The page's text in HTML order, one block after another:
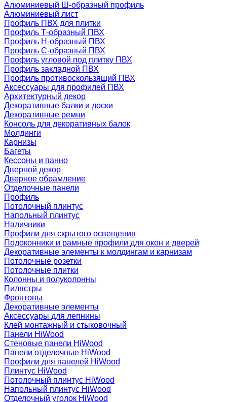
Алюминиевый Ш-образный профиль
Алюминиевый лист
Профиль ПВХ для плитки
Профиль Т-образный ПВХ
Профиль H-образный ПВХ
Профиль C-образный ПВХ
Профиль угловой под плитку ПВХ
Профиль закладной ПВХ
Профиль противоскользящий ПВХ
Аксессуары для профилей ПВХ
Архитектурный декор
Декоративные балки и доски
Декоративные ремни
Консоль для декоративных балок
Молдинги
Карнизы
Багеты
Кессоны и панно
Дверной декор
Дверное обрамление
Отделочные панели
Профиль
Потолочный плинтус
Напольный плинтус
Наличники
Профили для скрытого освещения
Подоконники и рамные профили для окон и дверей
Декоративные элементы к молдингам и карнизам
Потолочные розетки
Потолочные плитки
Колонны и полуколонны
Пилястры
Фронтоны
Декоративные элементы
Аксессуары для лепнины
Клей монтажный и стыковочный
Панели HiWood
Стеновые панели HiWood
Панели отделочные HiWood
Профили для панелей HiWood
Плинтус HiWood
Потолочный плинтус HiWood
Напольный плинтус HiWood
Отделочный уголок HiWood